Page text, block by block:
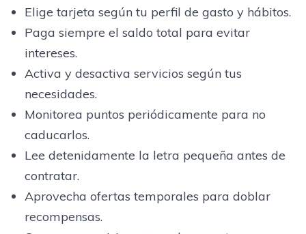
Elige tarjeta según tu perfil de gasto y hábitos.
Paga siempre el saldo total para evitar
intereses.
Activa y desactiva servicios según tus
necesidades.
Monitorea puntos periódicamente para no
caducarlos.
Lee detenidamente la letra pequeña antes de
contratar.
Aprovecha ofertas temporales para doblar
recompensas.